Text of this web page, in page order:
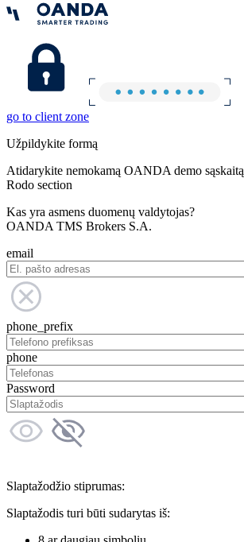
go to client zone
Užpildykite formą
Atidarykite nemokamą OANDA demo sąskaitą
Rodo section
Kas yra asmens duomenų valdytojas?
OANDA TMS Brokers S.A.
email
phone_prefix
phone
Password
Slaptažodžio stiprumas:
Slaptažodis turi būti sudarytas iš: